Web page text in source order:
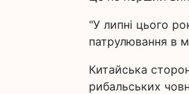
"У липні цього
патрулювання в
Китайська
рибальських